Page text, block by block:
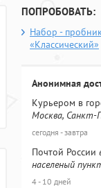
ПОПРОБОВАТЬ:
Набор -
«Классический»
Анонимная
Курьером в
Москва, Санкт-
сегодня - завтра
Почтой России
населеный
4 - 10 дней